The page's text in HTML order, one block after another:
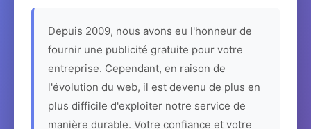
Depuis 2009, nous avons eu l'honneur de
fournir une publicité gratuite pour votre
entreprise. Cependant, en raison de
l'évolution du web, il est devenu de plus en
plus difficile d'exploiter notre service de
manière durable. Votre confiance et votre